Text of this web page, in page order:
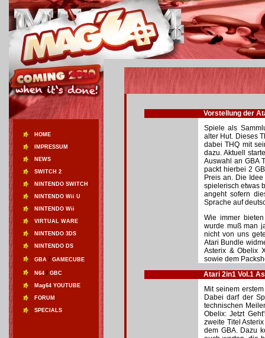
HOME
IMPRESSUM
NEWS
SWITCH 2
NINTENDO SWITCH
NINTENDO Wii U
NINTENDO Wii
VIRTUAL WARE
NINTENDO 3DS
NINTENDO DS
GBA / GAMECUBE
N64 / GBC
Mag64 YOUTUBE
FORUM
SPECIALS
Vorstellung der
Spiele als
alter Hut. Dieses
dabei THQ mit
dazu. Aktuell
Auswahl an GBA
packt hierbei 2
Preis an. Die
spielerisch etwas
angeht sofern
Sprache auf
Wie immer
wurde muß man
nicht von uns
Atari Bundle
Asterix & Obelix
sowie dem
Atari 2in1 Vol.1
Mit seinem
Dabei darf der
technischen
Obelix: Jetzt
zweite Titel
dem GBA. Dazu